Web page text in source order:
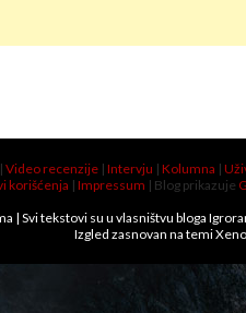
Video recenzije| Intervju | Kolumna |
korišćenja | Impressum | Blog prikazuje
| Svi tekstovi su u vlasništvu bloga
Izgled zasnovan na temi